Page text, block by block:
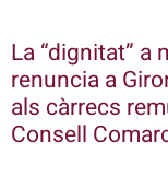
La “dignitat” a
renuncia a
als càrrecs
Consell